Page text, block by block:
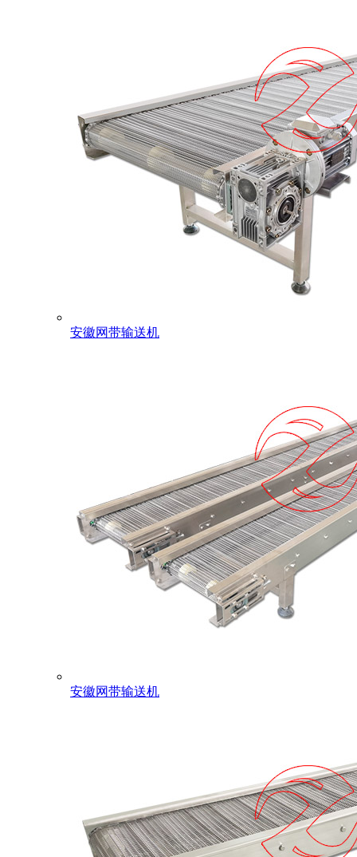
安徽网带输送机
安徽网带输送机